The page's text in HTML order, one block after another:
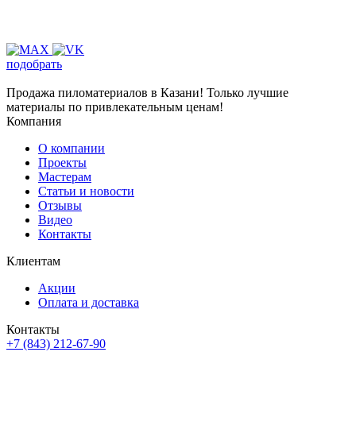
подобрать
Продажа пиломатериалов в Казани! Только лучшие
материалы по привлекательным ценам!
Компания
О компании
Проекты
Мастерам
Статьи и новости
Отзывы
Видео
Контакты
Клиентам
Акции
Оплата и доставка
Контакты
+7 (843) 212-67-90